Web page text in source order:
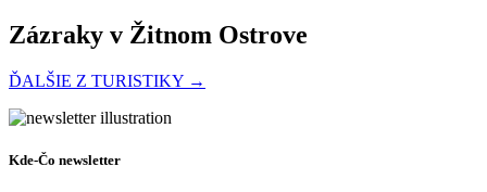
Zázraky v Žitnom Ostrove
ĎALŠIE Z TURISTIKY →
Cyklotúra Szigetköz-Žitný ostrov
Kde-Čo newsletter